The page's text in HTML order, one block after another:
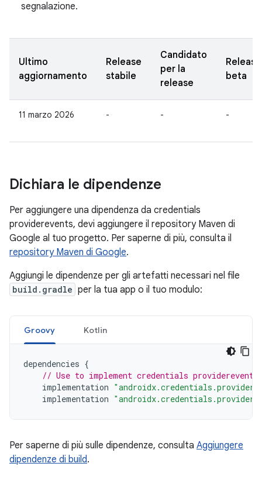
segnalazione.
Ultimo
aggiornamento
Release
stabile
Candidato
per la
release
Release
beta
11 marzo 2026 - - -
Dichiara le dipendenze
Per aggiungere una dipendenza da credentials
providerevents, devi aggiungere il repository Maven di
Google al tuo progetto. Per saperne di più, consulta il
repository Maven di Google.
Aggiungi le dipendenze per gli artefatti necessari nel file
build.gradle per la tua app o il tuo modulo:
Groovy Kotlin
dependencies {
// Use to implement credentials
implementation
implementation
Per saperne di più sulle dipendenze, consulta Aggiungere
dipendenze di build.